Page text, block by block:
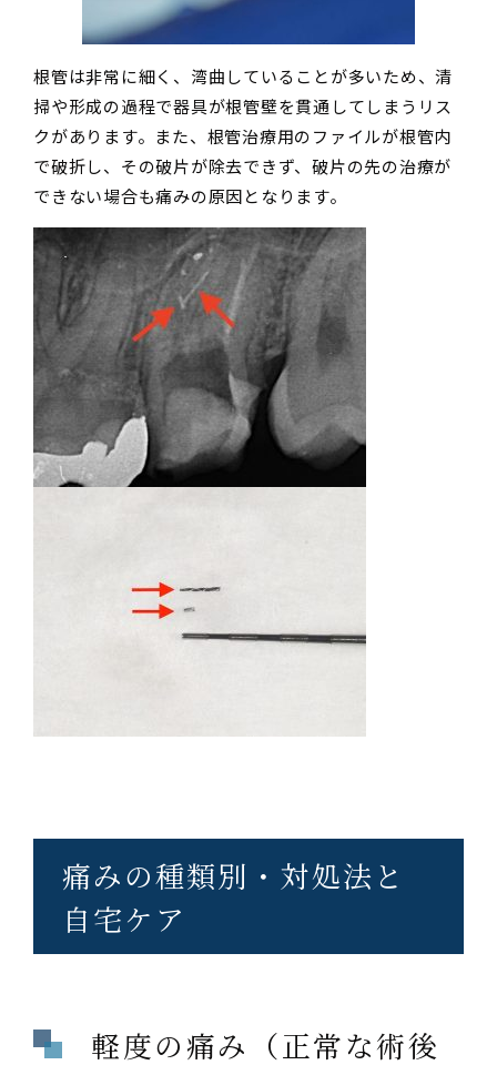
根管は非常に細く、湾曲していることが多いため、清
掃や形成の過程で器具が根管壁を貫通してしまうリス
クがあります。また、根管治療用のファイルが根管内
で破折し、その破片が除去できず、破片の先の治療が
できない場合も痛みの原因となります。
痛みの種類別・対処法と
自宅ケア
軽度の痛み（正常な術後